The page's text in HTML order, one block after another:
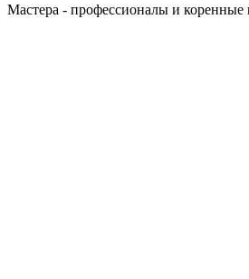
Мастера - профессионалы и коренные